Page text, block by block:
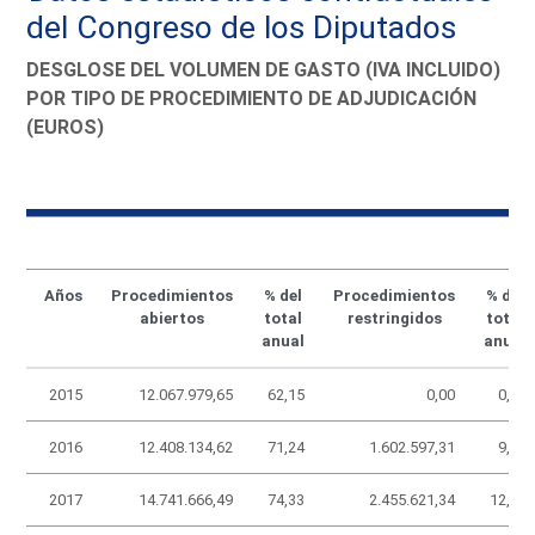
del Congreso de los Diputados
DESGLOSE DEL VOLUMEN DE GASTO (IVA INCLUIDO)
POR TIPO DE PROCEDIMIENTO DE ADJUDICACIÓN
(EUROS)
Años
Procedimientos
abiertos
% del
total
anual
Procedimientos
restringidos
% del
total
anual
2015 12.067.979,65 62,15 0,00 0,00
2016 12.408.134,62 71,24 1.602.597,31 9,20
2017 14.741.666,49 74,33 2.455.621,34 12,38